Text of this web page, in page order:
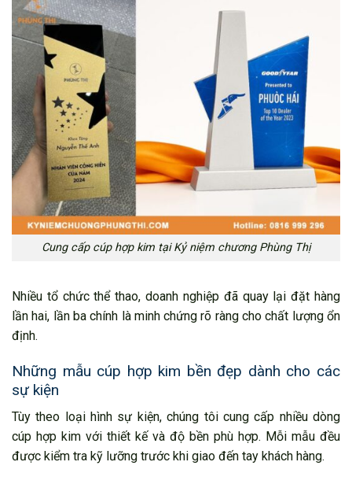
Cung cấp cúp hợp kim tại Kỷ niệm chương Phùng Thị
Nhiều tổ chức thể thao, doanh nghiệp đã quay lại đặt hàng
lần hai, lần ba chính là minh chứng rõ ràng cho chất lượng ổn
định.
Những mẫu cúp hợp kim bền đẹp dành cho các
sự kiện
Tùy theo loại hình sự kiện, chúng tôi cung cấp nhiều dòng
cúp hợp kim với thiết kế và độ bền phù hợp. Mỗi mẫu đều
được kiểm tra kỹ lưỡng trước khi giao đến tay khách hàng.